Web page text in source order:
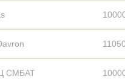
СМБАТ